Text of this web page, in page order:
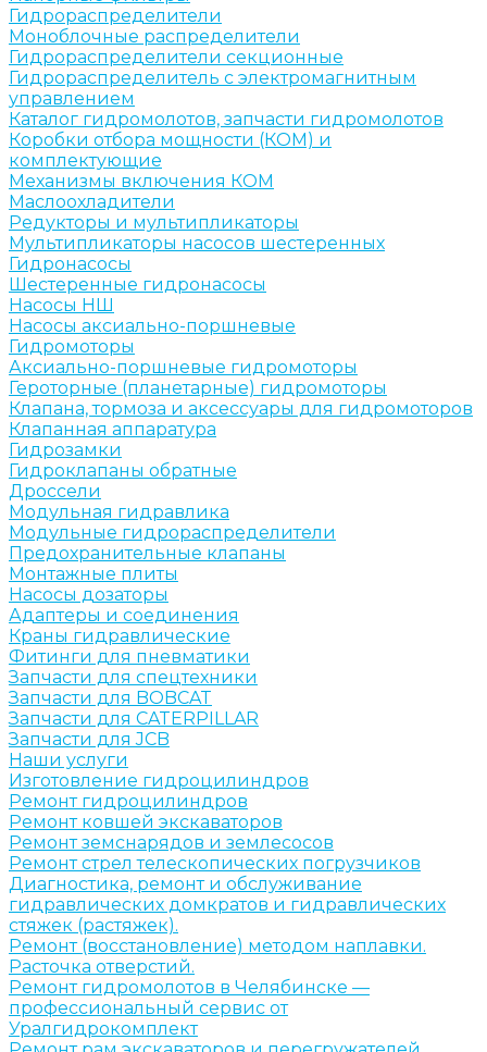
Гидрораспределители
Моноблочные распределители
Гидрораспределители секционные
Гидрораспределитель с электромагнитным
управлением
Каталог гидромолотов, запчасти гидромолотов
Коробки отбора мощности (КОМ) и
комплектующие
Механизмы включения КОМ
Маслоохладители
Редукторы и мультипликаторы
Мультипликаторы насосов шестеренных
Гидронасосы
Шестеренные гидронасосы
Насосы НШ
Насосы аксиально-поршневые
Гидромоторы
Аксиально-поршневые гидромоторы
Героторные (планетарные) гидромоторы
Клапана, тормоза и аксессуары для гидромоторов
Клапанная аппаратура
Гидрозамки
Гидроклапаны обратные
Дроссели
Модульная гидравлика
Модульные гидрораспределители
Предохранительные клапаны
Монтажные плиты
Насосы дозаторы
Адаптеры и соединения
Краны гидравлические
Фитинги для пневматики
Запчасти для спецтехники
Запчасти для BOBCAT
Запчасти для CATERPILLAR
Запчасти для JCB
Наши услуги
Изготовление гидроцилиндров
Ремонт гидроцилиндров
Ремонт ковшей экскаваторов
Ремонт земснарядов и землесосов
Ремонт стрел телескопических погрузчиков
Диагностика, ремонт и обслуживание
гидравлических домкратов и гидравлических
стяжек (растяжек).
Ремонт (восстановление) методом наплавки.
Расточка отверстий.
Ремонт гидромолотов в Челябинске —
профессиональный сервис от
Уралгидрокомплект